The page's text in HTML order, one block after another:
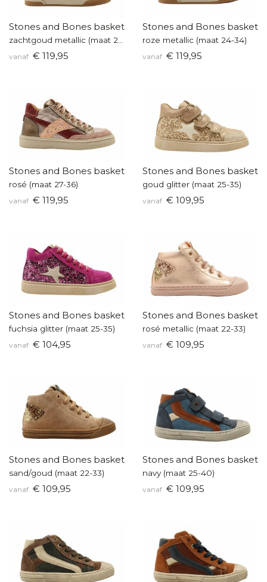
Stones and Bones basketters
vanaf € 119,95
Stones and Bones
roze metallic (maat 24-34)
vanaf € 119,95
Stones and Bones basketters
rosé (maat 27-36)
vanaf € 119,95
Stones and Bones
goud glitter (maat 25-35)
vanaf € 109,95
Stones and Bones basketters
fuchsia glitter (maat 25-35)
vanaf € 104,95
Stones and Bones
rosé metallic (maat 22-33)
vanaf € 109,95
Stones and Bones basketters
sand/goud (maat 22-33)
vanaf € 109,95
Stones and Bones
navy (maat 25-40)
vanaf € 109,95